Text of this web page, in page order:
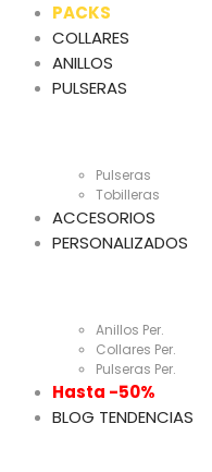
PACKS
COLLARES
ANILLOS
PULSERAS
Pulseras
Tobilleras
ACCESORIOS
PERSONALIZADOS
Anillos Per.
Collares Per.
Pulseras Per.
Hasta -50%
BLOG TENDENCIAS